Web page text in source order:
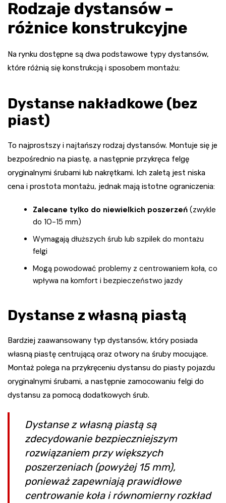
Rodzaje dystansów –
różnice konstrukcyjne
Na rynku dostępne są dwa podstawowe typy dystansów,
które różnią się konstrukcją i sposobem montażu:
Dystanse nakładkowe (bez
piast)
To najprostszy i najtańszy rodzaj dystansów. Montuje się je
bezpośrednio na piastę, a następnie przykręca felgę
oryginalnymi śrubami lub nakrętkami. Ich zaletą jest niska
cena i prostota montażu, jednak mają istotne ograniczenia:
Zalecane tylko do niewielkich poszerzeń (zwykle
do 10-15 mm)
Wymagają dłuższych śrub lub szpilek do montażu
felgi
Mogą powodować problemy z centrowaniem koła, co
wpływa na komfort i bezpieczeństwo jazdy
Dystanse z własną piastą
Bardziej zaawansowany typ dystansów, który posiada
własną piastę centrującą oraz otwory na śruby mocujące.
Montaż polega na przykręceniu dystansu do piasty pojazdu
oryginalnymi śrubami, a następnie zamocowaniu felgi do
dystansu za pomocą dodatkowych śrub.
Dystanse z własną piastą są
zdecydowanie bezpieczniejszym
rozwiązaniem przy większych
poszerzeniach (powyżej 15 mm),
ponieważ zapewniają prawidłowe
centrowanie koła i równomierny rozkład